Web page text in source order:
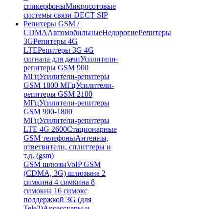
спикерфоныМикросотовые
системы связи DECT SIP
Репитеры GSM /
CDMAАвтомобильныеНедорогиеРепитеры
3GРепитеры 4G
LTEРепитеры 3G 4G
сигнала для дачиУсилители-
репитеры GSM 900
МГцУсилители-репитеры
GSM 1800 МГцУсилители-
репитеры GSM 2100
МГцУсилители-репитеры
GSM 900-1800
МГцУсилители-репитеры
LTE 4G 2600Стационарные
GSM телефоныАнтенны,
ответвители, сплиттеры и
т.д. (gsm)
GSM шлюзыVoIP GSM
(CDMA, 3G) шлюзына 2
симкина 4 симкина 8
симокна 16 симокс
поддержкой 3G (для